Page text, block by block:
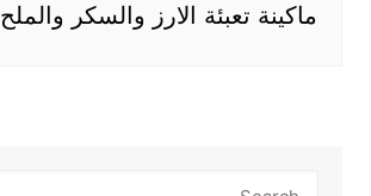
ماكينة تعبئة الارز والسكر والملح